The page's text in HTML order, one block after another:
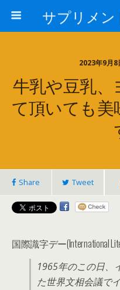
2023年9月
牛乳や豆乳
て頂いても美
Share Tweet
国際識字デー(International
1965年のこの日、
た世界文相会議で